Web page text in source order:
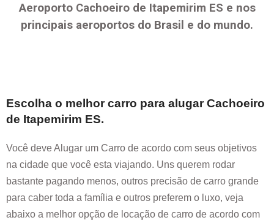
Aeroporto Cachoeiro de Itapemirim ES e nos
principais aeroportos do Brasil e do mundo.
Escolha o melhor carro para alugarCachoeiro
de Itapemirim ES.
Você deve Alugar um Carro de acordo com seus objetivos
na cidade que você esta viajando. Uns querem rodar
bastante pagando menos, outros precisão de carro grande
para caber toda a família e outros preferem o luxo, veja
abaixo a melhor opção de locação de carro de acordo com